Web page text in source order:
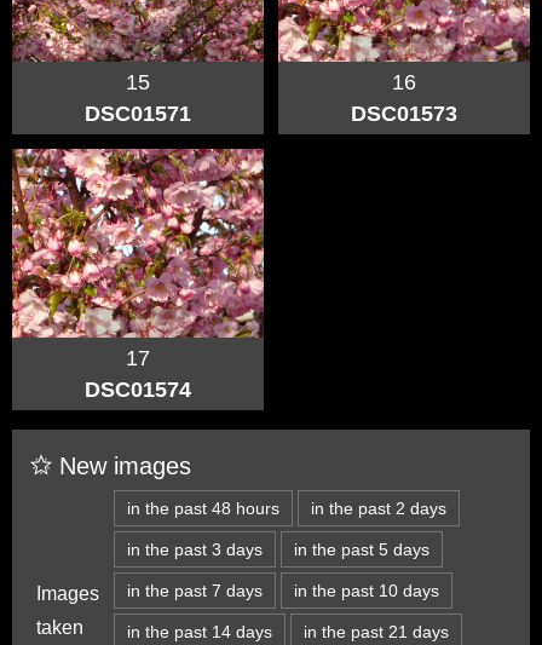
15
DSC01571
16
DSC01573
17
DSC01574
New images
Images
taken
in the past 48 hours in the past 2 days
in the past 3 days in the past 5 days
in the past 7 days in the past 10 days
in the past 14 days in the past 21 days